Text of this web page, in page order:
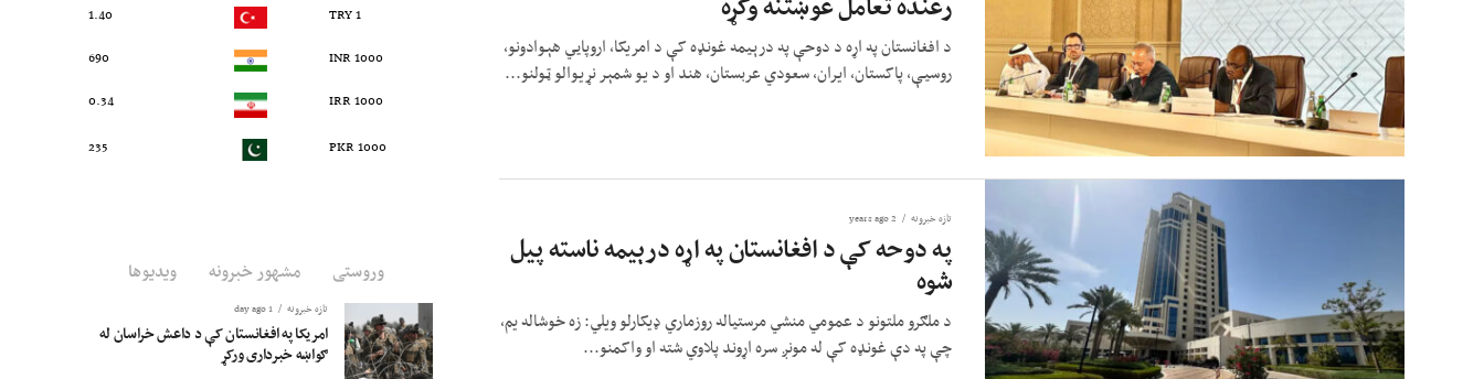
د افغانستان په اړه د دوحې په درېیمه غونډه کې د امریکا، اروپايي هېوادونو،
روسیې، پاکستان، ایران، سعودي عربستان، هند او د یو شمېر نړیوالو ټولنو...
تازه خبرونه 2 years ago
په دوحه کې د افغانستان په اړه درېیمه ناسته پیل
شوه
د ملګرو ملتونو د عمومي منشي مرستیاله روزماري ډیکارلو ویلي: زه خوشاله یم،
چې په دې غونډه کې له مونږ سره اړوند پلاوي شته او واکمنو...
1 TRY
1.40
1000 INR
690
1000 IRR
0.34
1000 PKR
235
وروستی مشهور خبرونه ویدیوها
تازه خبرونه 1 day ago
امریکا په افغانستان کې د داعش خراسان له
ګواښه خبرداری ورکړ